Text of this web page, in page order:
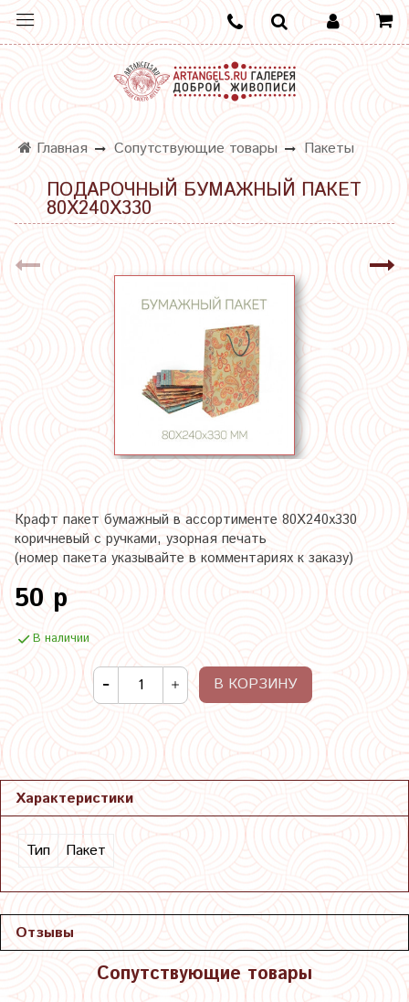
Главная Сопутствующие товары Пакеты
ПОДАРОЧНЫЙ БУМАЖНЫЙ ПАКЕТ
80Х240Х330
Крафт пакет бумажный в ассортименте 80Х240х330
коричневый с ручками, узорная печать
(номер пакета указывайте в комментариях к заказу)
50 р
В наличии
В КОРЗИНУ
Характеристики
Тип Пакет
Отзывы
Сопутствующие товары